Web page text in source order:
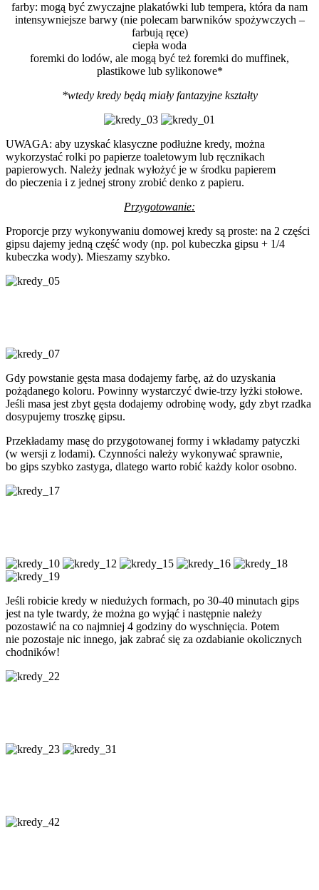
farby: mogą być zwyczajne plakatówki lub tempera, która da nam
intensywniejsze barwy (nie polecam barwników spożywczych –
farbują ręce)
ciepła woda
foremki do lodów, ale mogą być też foremki do muffinek,
plastikowe lub sylikonowe*
*wtedy kredy będą miały fantazyjne kształty
UWAGA: aby uzyskać klasyczne podłużne kredy, można
wykorzystać rolki po papierze toaletowym lub ręcznikach
papierowych. Należy jednak wyłożyć je w środku papierem
do pieczenia i z jednej strony zrobić denko z papieru.
Przygotowanie:
Proporcje przy wykonywaniu domowej kredy są proste: na 2 części
gipsu dajemy jedną część wody (np. pol kubeczka gipsu + 1/4
kubeczka wody). Mieszamy szybko.
Gdy powstanie gęsta masa dodajemy farbę, aż do uzyskania
pożądanego koloru. Powinny wystarczyć dwie-trzy łyżki stołowe.
Jeśli masa jest zbyt gęsta dodajemy odrobinę wody, gdy zbyt rzadka
dosypujemy troszkę gipsu.
Przekładamy masę do przygotowanej formy i wkładamy patyczki
(w wersji z lodami). Czynności należy wykonywać sprawnie,
bo gips szybko zastyga, dlatego warto robić każdy kolor osobno.
Jeśli robicie kredy w niedużych formach, po 30-40 minutach gips
jest na tyle twardy, że można go wyjąć i następnie należy
pozostawić na co najmniej 4 godziny do wyschnięcia. Potem
nie pozostaje nic innego, jak zabrać się za ozdabianie okolicznych
chodników!